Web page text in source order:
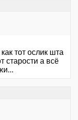
тот ослик шта
старости а всё